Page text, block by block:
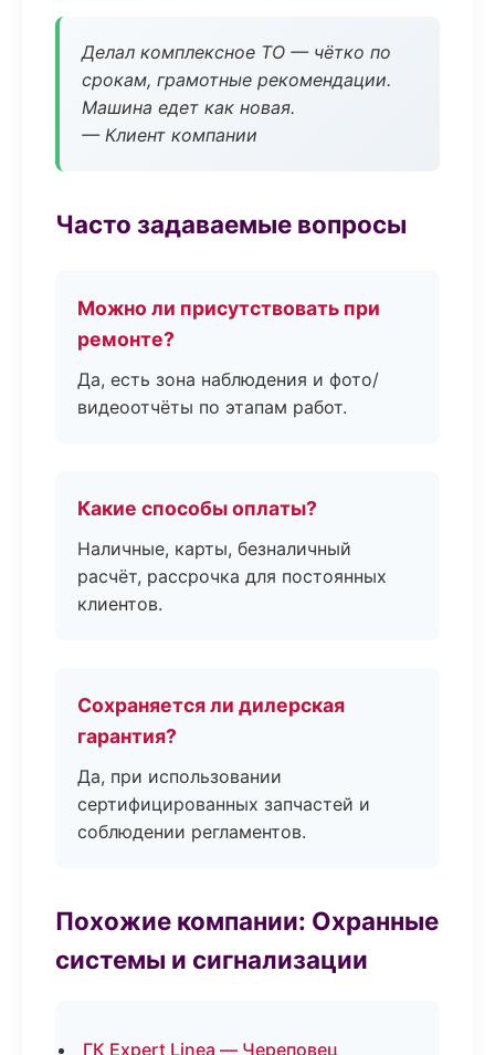
Делал комплексное ТО — чётко по
срокам, грамотные рекомендации.
Машина едет как новая.
— Клиент компании
Часто задаваемые вопросы
Можно ли присутствовать при
ремонте?
Да, есть зона наблюдения и фото/
видеоотчёты по этапам работ.
Какие способы оплаты?
Наличные, карты, безналичный
расчёт, рассрочка для постоянных
клиентов.
Сохраняется ли дилерская
гарантия?
Да, при использовании
сертифицированных запчастей и
соблюдении регламентов.
Похожие компании: Охранные
системы и сигнализации
ГК Expert Linea — Череповец